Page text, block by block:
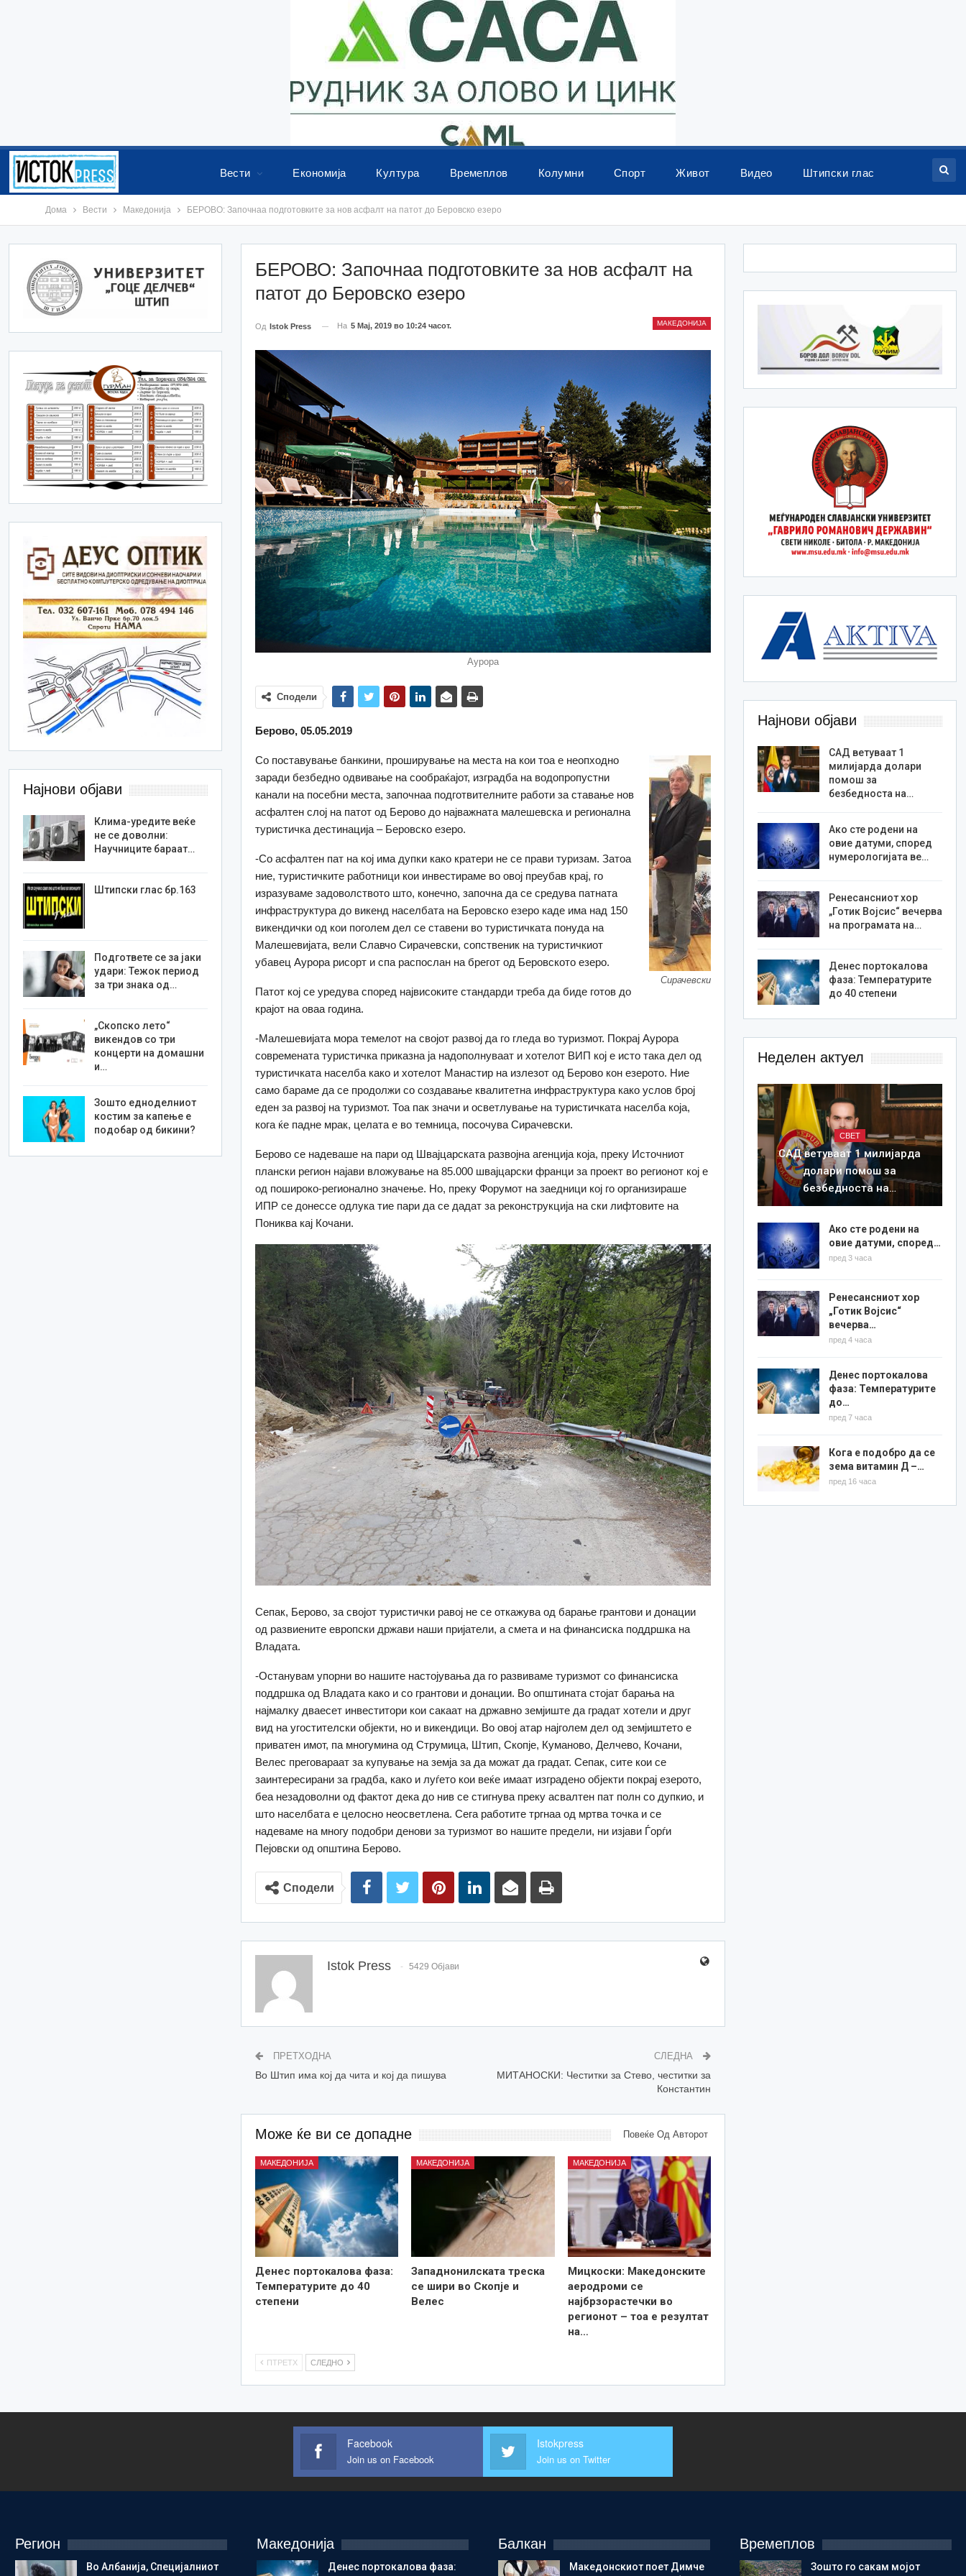
Вести Економија Култура Времеплов Колумни Спорт Живот Видео Штипски глас
Дома Вести Македонија БЕРОВО: Започнаа подготовките за нов асфалт на патот до Беровско езеро
БЕРОВО: Започнаа подготовките за нов асфалт на
патот до Беровско езеро
МАКЕДОНИЈА
Од Istok Press На 5 Мај, 2019 во 10:24 часот.
Аурора
Сподели
Берово, 05.05.2019
Сирачевски
Со поставување банкини, проширување на места на кои тоа е неопходно
заради безбедно одвивање на сообраќајот, изградба на водопропустни
канали на посебни места, започнаа подготвителните работи за ставање нов
асфалтен слој на патот од Берово до најважната малешевска и регионална
туристичка дестинација – Беровско езеро.
-Со асфалтен пат на кој има дупки како кратери не се прави туризам. Затоа
ние, туристичките работници кои инвестираме во овој преубав крај, го
изразуваме задоволството што, конечно, започна да се средува патната
инфраструктура до викенд населбата на Беровско езеро каде има над 150
викендички од кои поголем дел се ставени во туристичката понуда на
Малешевијата, вели Славчо Сирачевски, сопственик на туристичкиот
убавец Аурора рисорт и спа распослан на брегот од Беровското езеро.
Патот кој се уредува според највисоките стандарди треба да биде готов до
крајот на оваа година.
-Малешевијата мора темелот на својот развој да го гледа во туризмот. Покрај Аурора
современата туристичка приказна ја надополнуваат и хотелот ВИП кој е исто така дел од
туристичката населба како и хотелот Манастир на излезот од Берово кон езерото. Ние
само бараме да се продолжи со создавање квалитетна инфраструктура како услов број
еден за развој на туризмот. Тоа пак значи и осветлување на туристичката населба која,
кога ќе падне мрак, целата е во темница, посочува Сирачевски.
Берово се надеваше на пари од Швајцарската развојна агенција која, преку Источниот
плански регион најави вложување на 85.000 швајцарски франци за проект во регионот кој е
од пошироко-регионално значење. Но, преку Форумот на заедници кој го организираше
ИПР се донессе одлука тие пари да се дадат за реконструкција на ски лифтовите на
Пониква кај Кочани.
Сепак, Берово, за својот туристички равој не се откажува од барање грантови и донации
од развиените европски држави наши пријатели, а смета и на финансиска поддршка на
Владата.
-Останувам упорни во нашите настојувања да го развиваме туризмот со финансиска
поддршка од Владата како и со грантови и донации. Во општината стојат барања на
најмалку дваесет инвеститори кои сакаат на државно земјиште да градат хотели и друг
вид на угостителски објекти, но и викендици. Во овој атар најголем дел од земјиштето е
приватен имот, па многумина од Струмица, Штип, Скопје, Куманово, Делчево, Кочани,
Велес преговараат за купување на земја за да можат да градат. Сепак, сите кои се
заинтересирани за градба, како и луѓето кои веќе имаат изградено објекти покрај езерото,
беа незадоволни од фактот дека до нив се стигнува преку асвалтен пат полн со дупкио, и
што населбата е целосно неосветлена. Сега работите тргнаа од мртва точка и се
надеваме на многу подобри денови за туризмот во нашите предели, ни изјави Ѓорѓи
Пејовски од општина Берово.
Сподели
Istok Press 5429 Објави
ПРЕТХОДНА
Во Штип има кој да чита и кој да пишува
СЛЕДНА
MИТАНОСКИ: Честитки за Стево, честитки за
Константин
Може ќе ви се допадне Повеќе Од Авторот
МАКЕДОНИЈА
Денес портокалова фаза:
Температурите до 40
степени
МАКЕДОНИЈА
Западнонилската треска
се шири во Скопје и
Велес
МАКЕДОНИЈА
Мицкоски: Македонските
аеродроми се
најбрзорастечки во
регионот – тоа е резултат
на…
ПТРЕТХ СЛЕДНО
Најнови објави
САД ветуваат 1
милијарда долари
помош за
безбедноста на…
Ако сте родени на
овие датуми, според
нумерологијата ве…
Ренесансниот хор
„Готик Војсис“ вечерва
на програмата на…
Денес портокалова
фаза: Температурите
до 40 степени
Неделен актуел
СВЕТ
САД ветуваат 1 милијарда
долари помош за
безбедноста на…
Ако сте родени на
овие датуми, според…
пред 3 часа
Ренесансниот хор
„Готик Војсис“
вечерва…
пред 4 часа
Денес портокалова
фаза: Температурите
до…
пред 7 часа
Кога е подобро да се
зема витамин Д –…
пред 16 часа
Најнови објави
Клима-уредите веќе
не се доволни:
Научниците бараат…
Штипски глас бр.163
Подгответе се за јаки
удари: Тежок период
за три знака од…
„Скопско лето“
викендов со три
концерти на домашни
и…
Зошто едноделниот
костим за капење е
подобар од бикини?
Facebook
Join us on Facebook
Istokpress
Join us on Twitter
Регион
Во Албанија, Специјалниот
Македонија
Денес портокалова фаза:
Балкан
Македонскиот поет Димче
Времеплов
Зошто го сакам мојот